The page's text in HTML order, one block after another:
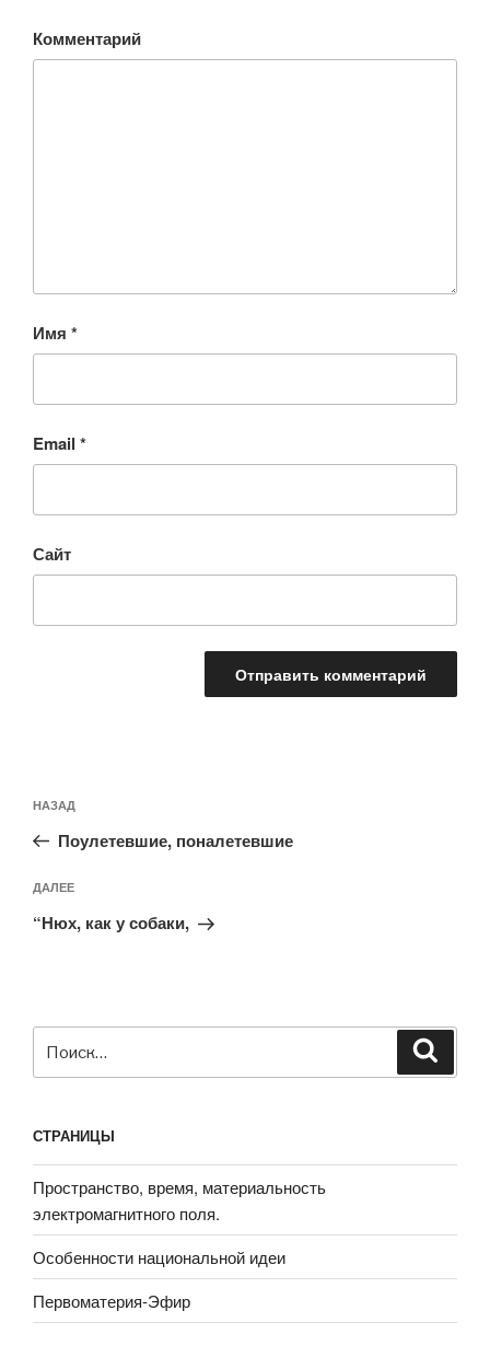
Комментарий
Имя *
Email *
Сайт
по
записям
Предыдущая
запись:
НАЗАД
Поулетевшие, поналетевшие
Следующая
запись
ДАЛЕЕ
“Нюх, как у собаки,
СТРАНИЦЫ
Пространство, время, материальность
электромагнитного поля.
Особенности национальной идеи
Первоматерия-Эфир